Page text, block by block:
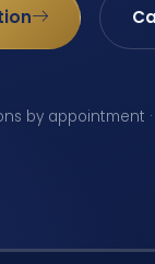
by appointment